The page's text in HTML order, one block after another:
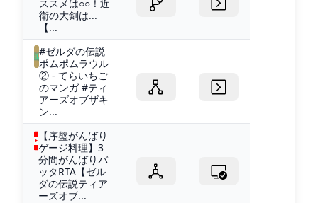
ススメは○○！近
衛の大剣は...
【...
#ゼルダの伝説
ポムポムラウル
② - てらいちご
のマンガ #ティ
アーズオブザキ
ン...
【序盤がんばり
ゲージ料理】3
分間がんばりバ
ッタRTA【ゼル
ダの伝説ティア
ーズオブ...